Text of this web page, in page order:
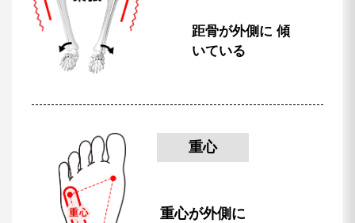
距骨が外側に 傾
いている
重心
重心が外側に